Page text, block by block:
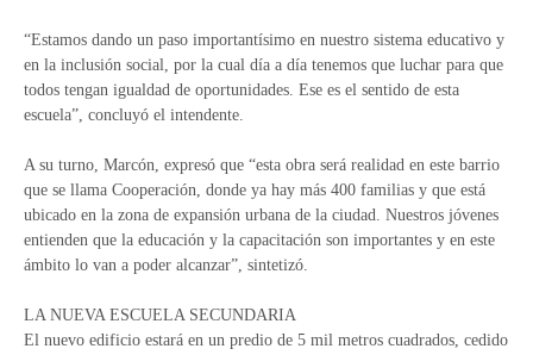
“Estamos dando un paso importantísimo en nuestro sistema educativo y
en la inclusión social, por la cual día a día tenemos que luchar para que
todos tengan igualdad de oportunidades. Ese es el sentido de esta
escuela”, concluyó el intendente.
A su turno, Marcón, expresó que “esta obra será realidad en este barrio
que se llama Cooperación, donde ya hay más 400 familias y que está
ubicado en la zona de expansión urbana de la ciudad. Nuestros jóvenes
entienden que la educación y la capacitación son importantes y en este
ámbito lo van a poder alcanzar”, sintetizó.
LA NUEVA ESCUELA SECUNDARIA
El nuevo edificio estará en un predio de 5 mil metros cuadrados, cedido